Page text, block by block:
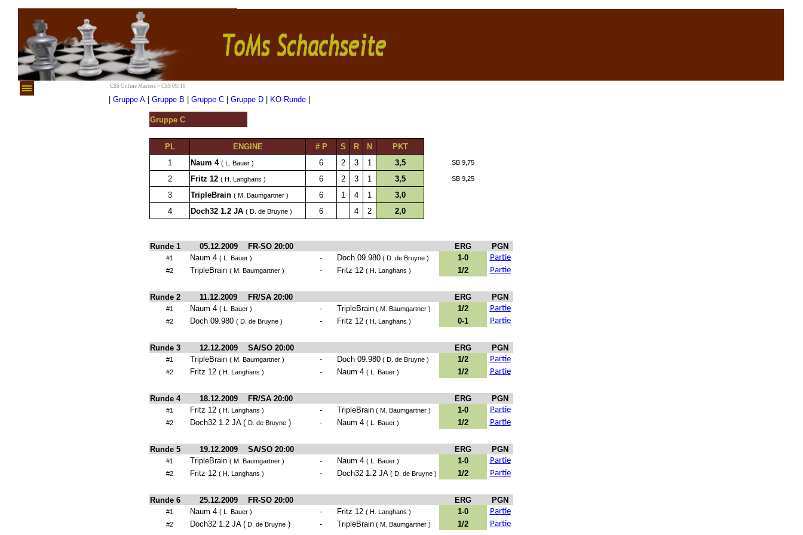
CSS Online Masters > CSS 09/10
Gruppe A| Gruppe B Gruppe C Gruppe D KO-Runde|
Gruppe C
PL ENGINE # P S R N
PKT
1
Naum 4 ( L. Bauer ) 6 2 3 1 3,5 SB 9,75
2 Fritz 12 ( H. Langhans ) 6 2 3 1 3,5 SB 9,25
3 TripleBrain ( M. Baumgartner ) 6 1 4 1
3,0
4
Doch32 1.2 JA ( D. de Bruyne ) 6 4 2 2,0
Runde 1 05.12.2009 FR-SO 20:00 ERG PGN
#1 Naum 4 ( L. Bauer ) - Doch 09.980 ( D. de Bruyne ) 1-0 Partie
#2 TripleBrain ( M. Baumgartner ) - Fritz 12 ( H. Langhans ) 1/2 Partie
Runde 2 11.12.2009 FR/SA 20:00 ERG PGN
#1 Naum 4 ( L. Bauer ) - TripleBrain ( M. Baumgartner ) 1/2 Partie
#2 Doch 09.980 ( D. de Bruyne ) - Fritz 12 ( H. Langhans ) 0-1 Partie
Runde 3 12.12.2009 SA/SO 20:00 ERG PGN
#1 TripleBrain ( M. Baumgartner ) - Doch 09.980 ( D. de Bruyne ) 1/2 Partie
#2 Fritz 12 ( H. Langhans ) - Naum 4 ( L. Bauer ) 1/2 Partie
Runde 4 18.12.2009 FR/SA 20:00 ERG PGN
#1 Fritz 12 ( H. Langhans ) - TripleBrain ( M. Baumgartner ) 1-0 Partie
#2 Doch32 1.2 JA ( D. de Bruyne ) - Naum 4 ( L. Bauer ) 1/2 Partie
Runde 5 19.12.2009 SA/SO 20:00 ERG PGN
#1 TripleBrain ( M. Baumgartner ) - Naum 4 ( L. Bauer ) 1-0 Partie
#2 Fritz 12 ( H. Langhans ) - Doch32 1.2 JA ( D. de Bruyne ) 1/2 Partie
Runde 6 25.12.2009 FR-SO 20:00 ERG PGN
#1 Naum 4 ( L. Bauer ) - Fritz 12 ( H. Langhans ) 1-0 Partie
#2 Doch32 1.2 JA ( D. de Bruyne ) - TripleBrain ( M. Baumgartner ) 1/2 Partie